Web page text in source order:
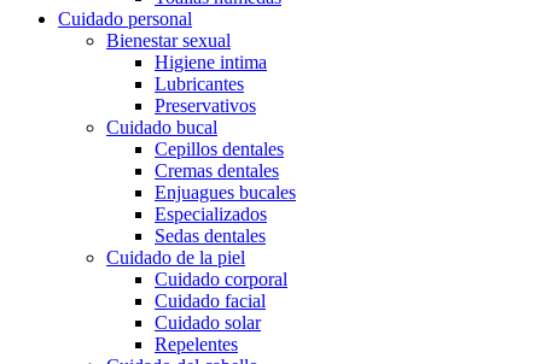
Cuidado personal
Bienestar sexual
Higiene intima
Lubricantes
Preservativos
Cuidado bucal
Cepillos dentales
Cremas dentales
Enjuagues bucales
Especializados
Sedas dentales
Cuidado de la piel
Cuidado corporal
Cuidado facial
Cuidado solar
Repelentes